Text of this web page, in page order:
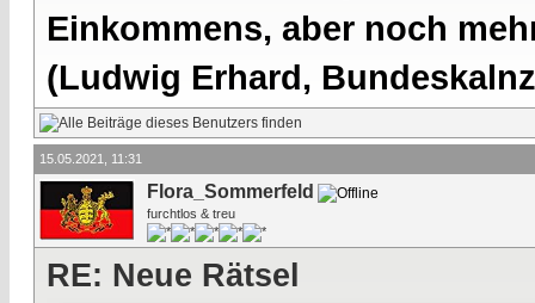
Einkommens, aber noch
(Ludwig Erhard,
15.05.2021, 11:31
Flora_Sommerfeld
furchtlos & treu
RE: Neue Rätsel